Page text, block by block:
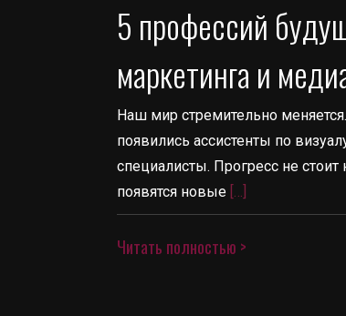
5 профессий
маркетинга и
Наш мир стремительно
появились ассистенты по
специалисты. Прогресс не
появятся новые […]
Читать полностью >